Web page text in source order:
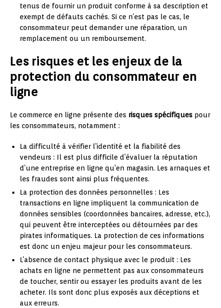
tenus de fournir un produit conforme à sa description et
exempt de défauts cachés. Si ce n’est pas le cas, le
consommateur peut demander une réparation, un
remplacement ou un remboursement.
Les risques et les enjeux de la
protection du consommateur en
ligne
Le commerce en ligne présente des risques spécifiques pour
les consommateurs, notamment :
La difficulté à vérifier l’identité et la fiabilité des
vendeurs : Il est plus difficile d’évaluer la réputation
d’une entreprise en ligne qu’en magasin. Les arnaques et
les fraudes sont ainsi plus fréquentes.
La protection des données personnelles : Les
transactions en ligne impliquent la communication de
données sensibles (coordonnées bancaires, adresse, etc.),
qui peuvent être interceptées ou détournées par des
pirates informatiques. La protection de ces informations
est donc un enjeu majeur pour les consommateurs.
L’absence de contact physique avec le produit : Les
achats en ligne ne permettent pas aux consommateurs
de toucher, sentir ou essayer les produits avant de les
acheter. Ils sont donc plus exposés aux déceptions et
aux erreurs.